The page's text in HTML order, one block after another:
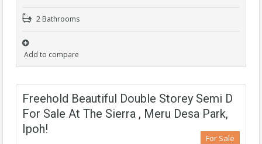
2 Bathrooms
Add to compare
Freehold Beautiful Double Storey Semi D
For Sale At The Sierra , Meru Desa Park,
Ipoh!
For Sale